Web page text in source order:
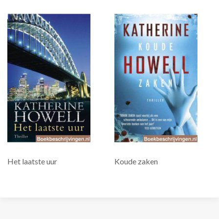
Het laatste uur Koude zaken